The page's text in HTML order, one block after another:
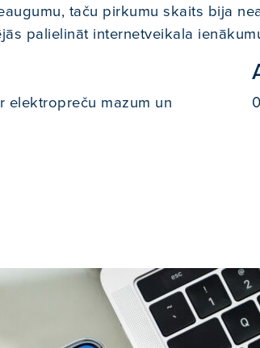
taču pirkumu skaits bija
palielināt internetveikala
elektropreču mazum un